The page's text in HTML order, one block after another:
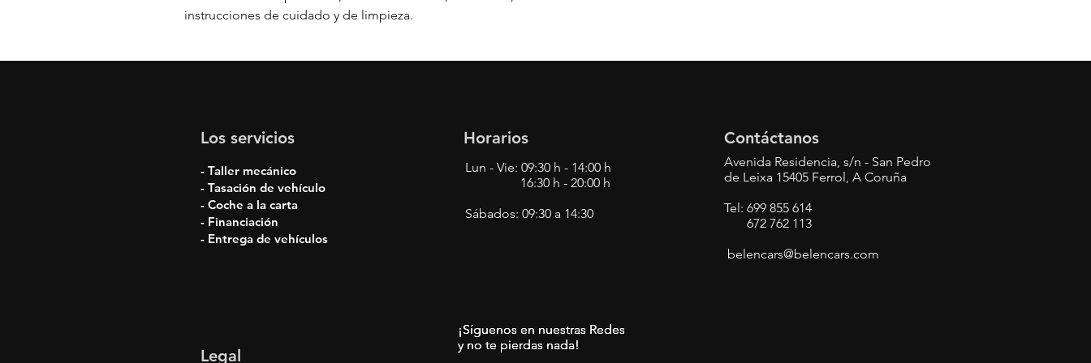
instrucciones de cuidado y de limpieza.
Los servicios
- Taller mecánico
- Tasación de vehículo
- Coche a la carta
- Financiación
- Entrega de vehículos
Horarios
Lun - Vie: 09:30 h - 14:00 h
16:30 h - 20:00 h
Sábados: 09:30 a 14:30
Contáctanos
Avenida Residencia, s/n - San Pedro
de Leixa 15405 Ferrol, A Coruña
Tel: 699 855 614
672 762 113
belencars@belencars.com
Legal
¡Síguenos en nuestras Redes
y no te pierdas nada!
¡Síguenos en nuestras Redes
y no te pierdas nada!
¡Síguenos en nuestras Redes
y no te pierdas nada!